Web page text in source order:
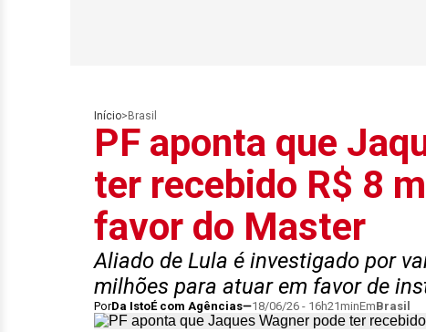
Início> Brasil
PF aponta que
ter recebido R$ 8
favor do Master
Aliado de Lula é investigado por
milhões para atuar em favor de
PorDa IstoÉ com Agências 18/06/26 - 16h21minEmBrasil